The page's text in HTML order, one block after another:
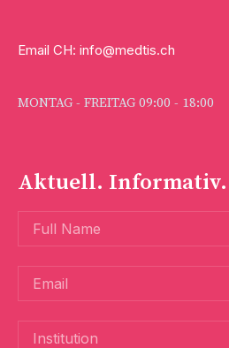
Email CH: info@medtis.ch
MONTAG - FREITAG 09:00 - 18:00
Aktuell. Informativ.